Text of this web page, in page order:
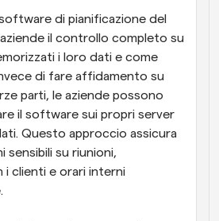
di pianificazione del
il controllo completo su
i loro dati e come
di fare affidamento su
parti, le aziende possono
il software sui propri server
Questo approccio assicura
sensibili su riunioni,
i clienti e orari interni